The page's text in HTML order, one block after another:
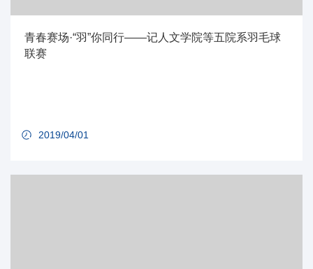
青春赛场·“羽”你同行——记人文学院等五院系羽毛球
联赛
2019/04/01